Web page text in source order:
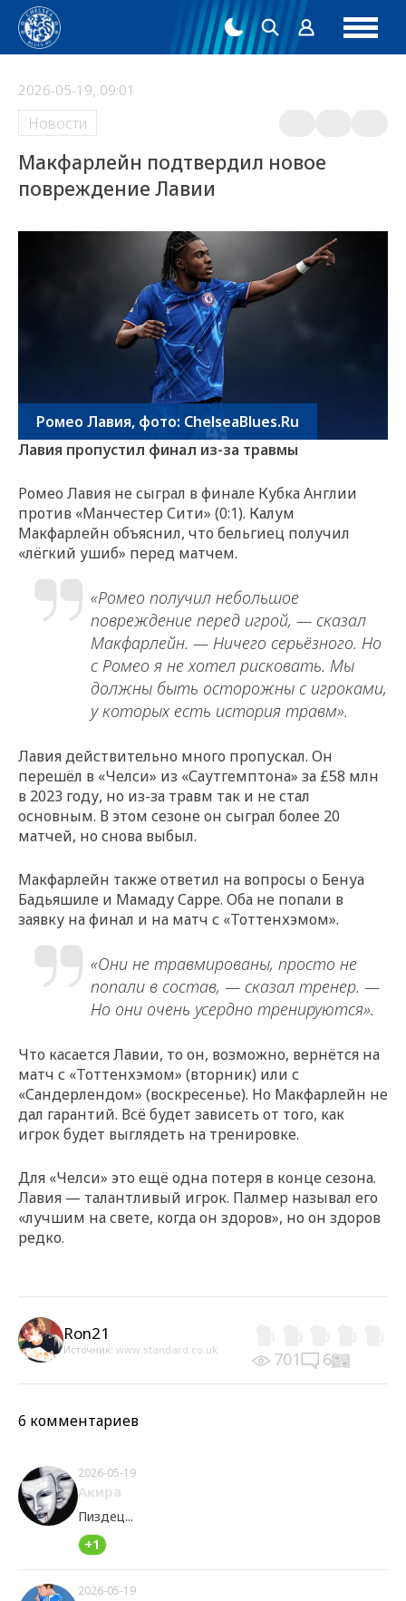
2026-05-19, 09:01
Новости
Макфарлейн подтвердил новое
повреждение Лавии
Ромео Лавия, фото: ChelseaBlues.Ru
Лавия пропустил финал из-за травмы
Ромео Лавия не сыграл в финале Кубка Англии
против «Манчестер Сити» (0:1). Калум
Макфарлейн объяснил, что бельгиец получил
«лёгкий ушиб» перед матчем.
«Ромео получил небольшое
повреждение перед игрой, — сказал
Макфарлейн. — Ничего серьёзного. Но
с Ромео я не хотел рисковать. Мы
должны быть осторожны с игроками,
у которых есть история травм».
Лавия действительно много пропускал. Он
перешёл в «Челси» из «Саутгемптона» за £58 млн
в 2023 году, но из-за травм так и не стал
основным. В этом сезоне он сыграл более 20
матчей, но снова выбыл.
Макфарлейн также ответил на вопросы о Бенуа
Бадьяшиле и Мамаду Сарре. Оба не попали в
заявку на финал и на матч с «Тоттенхэмом».
«Они не травмированы, просто не
попали в состав, — сказал тренер. —
Но они очень усердно тренируются».
Что касается Лавии, то он, возможно, вернётся на
матч с «Тоттенхэмом» (вторник) или с
«Сандерлендом» (воскресенье). Но Макфарлейн не
дал гарантий. Всё будет зависеть от того, как
игрок будет выглядеть на тренировке.
Для «Челси» это ещё одна потеря в конце сезона.
Лавия — талантливый игрок. Палмер называл его
«лучшим на свете, когда он здоров», но он здоров
редко.
Ron21
Источник: www.standard.co.uk 701 6
6 комментариев
2026-05-19
Акира
Пиздец...
+1
2026-05-19